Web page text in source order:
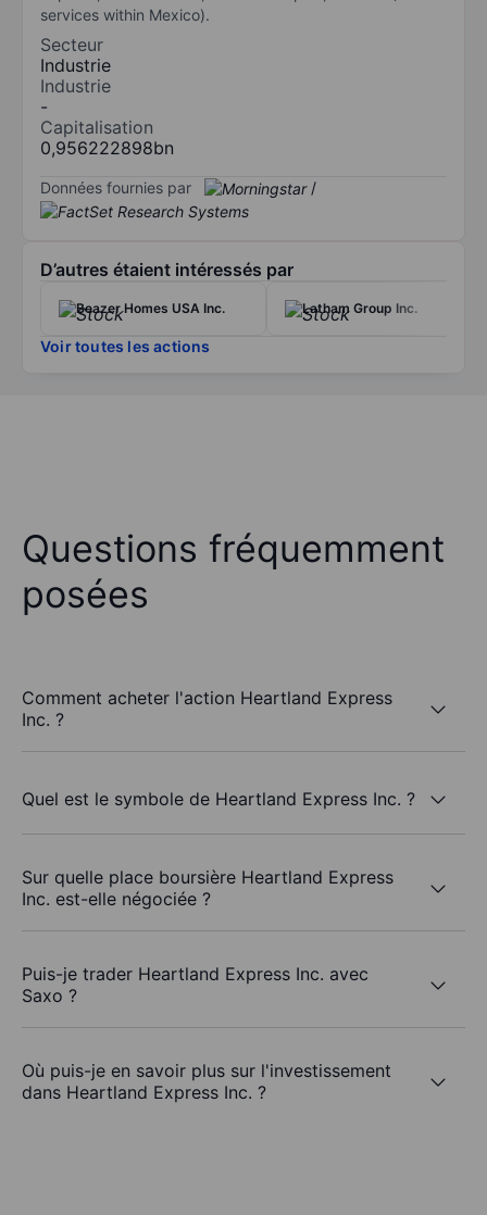
services within Mexico).
Secteur
Industrie
Industrie
-
Capitalisation
0,956222898bn
Données fournies par /
D’autres étaient intéressés par
Beazer Homes USA Inc. Latham Group Inc.
Voir toutes les actions
Questions fréquemment
posées
Comment acheter l'action Heartland Express
Inc. ?
Quel est le symbole de Heartland Express Inc. ?
Sur quelle place boursière Heartland Express
Inc. est-elle négociée ?
Puis-je trader Heartland Express Inc. avec
Saxo ?
Où puis-je en savoir plus sur l'investissement
dans Heartland Express Inc. ?